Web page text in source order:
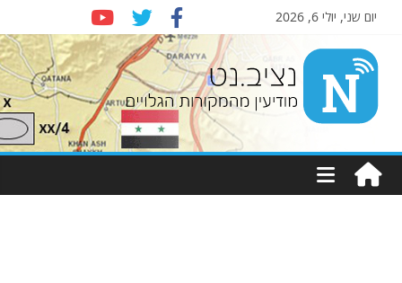
יום שני, יולי 6, 2026
Nziv.net
מודיעין
מהמקורות